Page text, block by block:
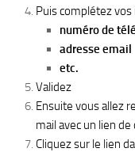
Puis complétez
numéro de
adresse email
etc.
Validez
Ensuite vous allez
mail avec un lien
Cliquez sur le lien